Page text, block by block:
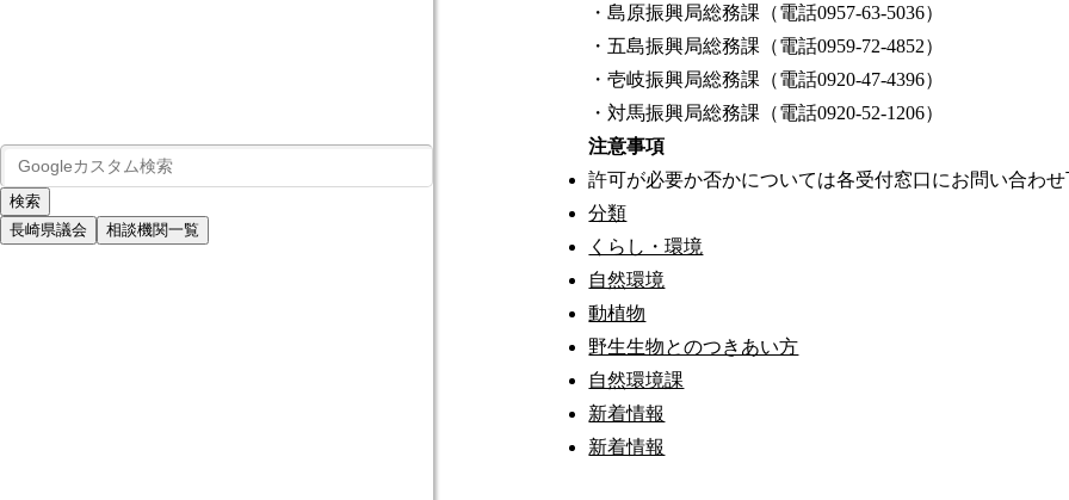
長崎県議会 相談機関一覧
・島原振興局総務課（電話0957-63-5036）
・五島振興局総務課（電話0959-72-4852）
・壱岐振興局総務課（電話0920-47-4396）
・対馬振興局総務課（電話0920-52-1206）
注意事項
許可が必要か否かについては各受付窓口にお問い合わ
分類
くらし・環境
自然環境
動植物
野生生物とのつきあい方
自然環境課
新着情報
新着情報